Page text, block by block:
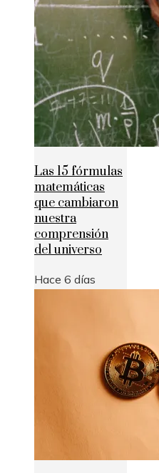
Las 15 fórmulas
matemáticas
que cambiaron
nuestra
comprensión
del universo
Hace 6 días